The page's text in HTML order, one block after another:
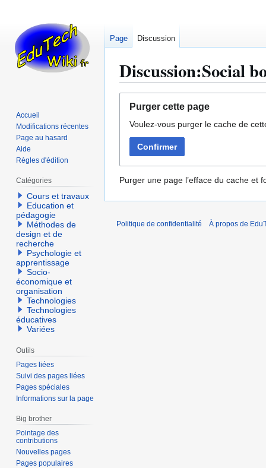
Discussion:Social
navigation
recherche
Purger cette page
Voulez-vous purger le cache de
Confirmer
Purger une page l’efface du cache et
Page Discussion
Accueil
Modifications récentes
Page au hasard
Aide
Règles d'édition
Catégories
Cours et travaux
Education et
pédagogie
Méthodes de
design et de
recherche
Psychologie et
apprentissage
Socio-
économique et
organisation
Technologies
Technologies
éducatives
Variées
Outils
Pages liées
Suivi des pages liées
Pages spéciales
Informations sur la page
Big brother
Pointage des
contributions
Nouvelles pages
Pages populaires
Politique de confidentialité À propos de